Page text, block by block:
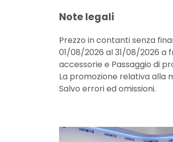
Note legali
Prezzo in contanti senza
01/08/2026 al 31/08/2026 a
accessorie e Passaggio di
La promozione relativa alla
Salvo errori ed omissioni.